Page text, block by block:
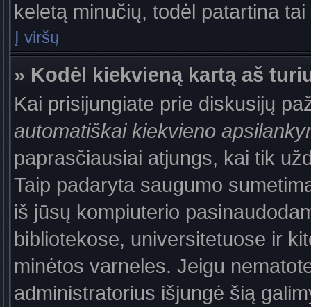
keletą minučių, todėl patartina
Į viršų
» Kodėl kiekvieną kartą aš
Kai prisijungiate prie diskusijų
automatiškai kiekvieno
paprasčiausiai atjungs, kai tik
Taip padaryta saugumo
iš jūsų kompiuterio
bibliotekose, universitetuose ir
minėtos varneles. Jeigu
administratorius išjungė šią